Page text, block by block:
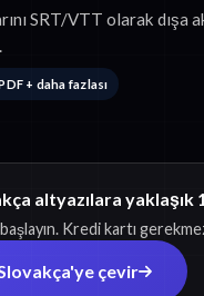
SRT/VTT olarak dışa
+ daha fazlası
altyazılara yaklaşık
Kredi kartı
çevir